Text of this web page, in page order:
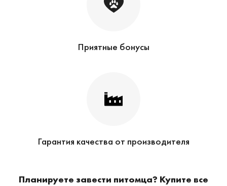
Приятные бонусы
Гарантия качества от производителя
Планируете завести питомца? Купите все